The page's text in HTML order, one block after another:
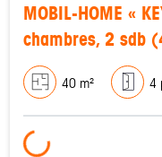
MOBIL-HOME «
chambres, 2 sdb
40 m² 4
Loading...